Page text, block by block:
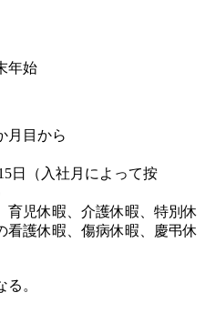
年始
月目から
日（入社月によって按
児休暇、介護休暇、特別休
看護休暇、傷病休暇、慶弔休
。